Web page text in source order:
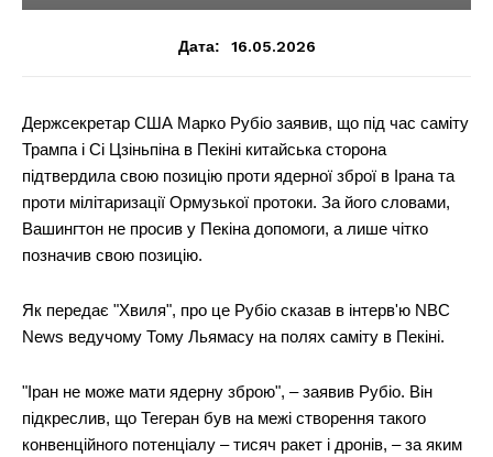
Дата: 16.05.2026
Держсекретар США Марко Рубіо заявив, що під час саміту
Трампа і Сі Цзіньпіна в Пекіні китайська сторона
підтвердила свою позицію проти ядерної зброї в Ірана та
проти мілітаризації Ормузької протоки. За його словами,
Вашингтон не просив у Пекіна допомоги, а лише чітко
позначив свою позицію.
Як передає "Хвиля", про це Рубіо сказав в інтерв'ю NBC
News ведучому Тому Льямасу на полях саміту в Пекіні.
"Іран не може мати ядерну зброю", – заявив Рубіо. Він
підкреслив, що Тегеран був на межі створення такого
конвенційного потенціалу – тисяч ракет і дронів, – за яким